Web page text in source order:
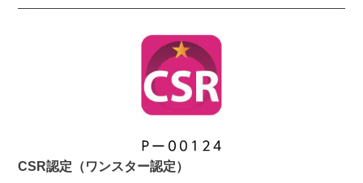
CSR認定（ワンスター認定）